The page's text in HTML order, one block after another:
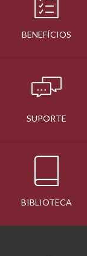
BENEFÍCIOS
SUPORTE
BIBLIOTECA